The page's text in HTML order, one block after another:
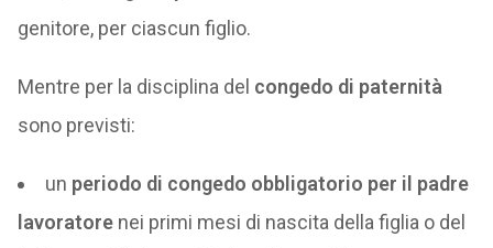
genitore, per ciascun figlio.
Mentre per la disciplina del congedo di paternità
sono previsti:
un periodo di congedo obbligatorio per il padre
lavoratorenei primi mesi di nascita della figlia o del